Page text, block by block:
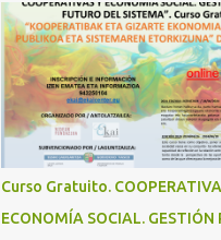
Cooperativas
https://www.youtube.com/
4KPu5w Capitalismo Inclusivo
Revolución Industrial
https://www.youtube.com/
RHk ¿Conoces los nuevos
BABESTU? Si quieres hacer
adolescentes vascos frente a
Curso Gratuito.
ECONOMÍA SOCIAL. GESTIÓN